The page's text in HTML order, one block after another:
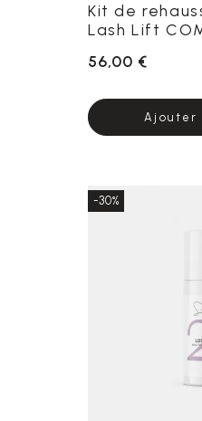
Kit de
Lash Lift
56,00 €
Ajouter
-30%